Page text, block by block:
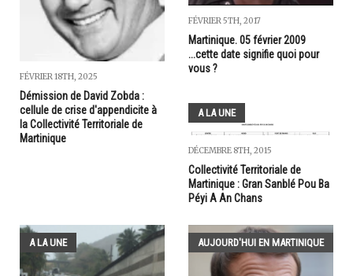
FÉVRIER 18TH, 2025
Démission de David Zobda :
cellule de crise d'appendicite à
la Collectivité Territoriale de
Martinique
FÉVRIER 5TH, 2017
Martinique. 05 février 2009
...cette date signifie quoi pour
vous ?
A LA UNE
DÉCEMBRE 8TH, 2015
Collectivité Territoriale de
Martinique : Gran Sanblé Pou Ba
Péyi A An Chans
A LA UNE AUJOURD'HUI EN MARTINIQUE